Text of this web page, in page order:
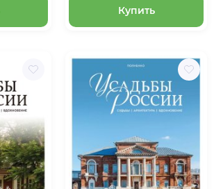
Купить